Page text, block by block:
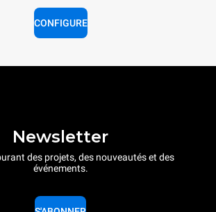
CONFIGURE
Newsletter
des projets, des nouveautés et des
événements.